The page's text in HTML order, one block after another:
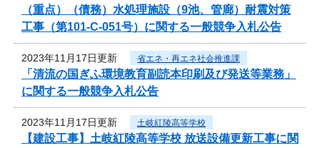
（重点）（債務）水処理施設（9池、管廊）耐震対策
工事（第101-C-051号）に関する一般競争入札公告
2023年11月17日更新 省エネ・再エネ社会推進課
「清流の国ぎふ環境教育副読本印刷及び発送等業務」
に関する一般競争入札公告
2023年11月17日更新 土岐紅陵高等学校
【建設工事】土岐紅陵高等学校 放送設備更新工事に関